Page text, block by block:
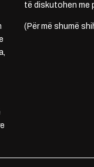
të diskutohen me
(Për më shumë